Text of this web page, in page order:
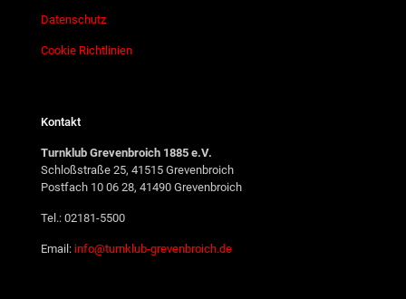
Datenschutz
Cookie Richtlinien
Kontakt
Turnklub Grevenbroich 1885 e.V.
Schloßstraße 25, 41515 Grevenbroich
Postfach 10 06 28, 41490 Grevenbroich
Tel.: 02181-5500
Email: info@turnklub-grevenbroich.de